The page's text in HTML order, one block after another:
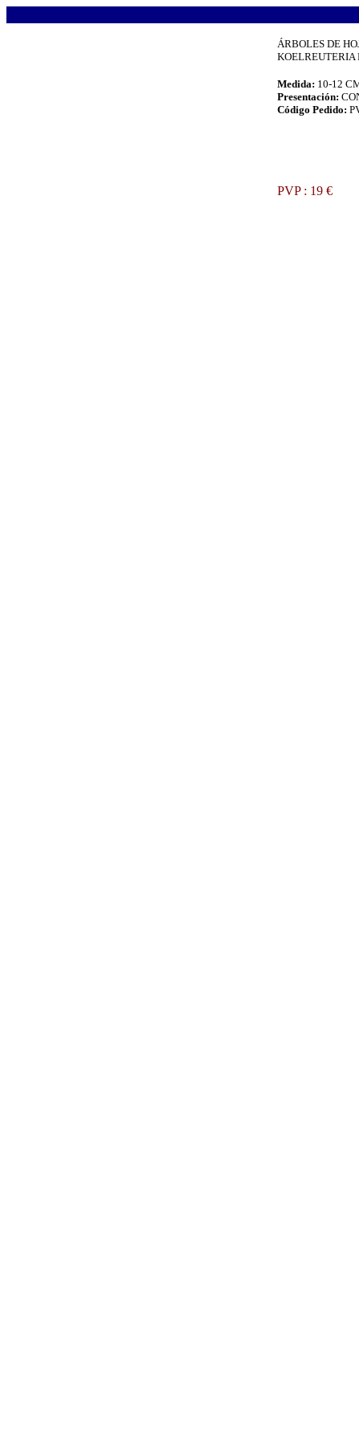
ÁRBOLES DE
KOELREUTERIA
Medida: 10-12
Presentación:
Código Pedido:
PVP : 19 €